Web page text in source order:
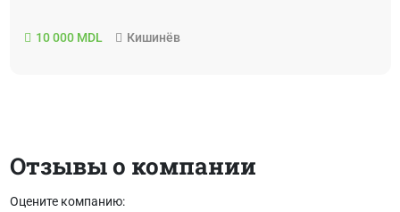
10 000 MDL Кишинёв
Отзывы о компании
Оцените компанию: